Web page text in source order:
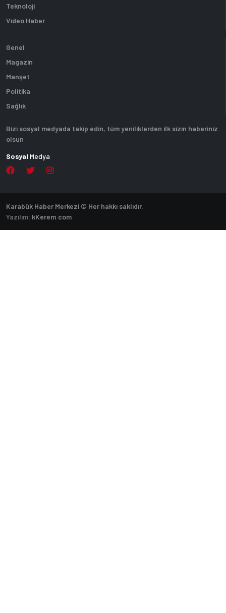
Teknoloji
Video Haber
Genel
Magazin
Manşet
Politika
Sağlık
Bizi sosyal medyada takip edin, tüm yeniliklerden ilk sizin haberiniz
olsun
Sosyal Medya
Karabük Haber Merkezi © Her hakkı saklıdır.
Yazılım: kKerem.com